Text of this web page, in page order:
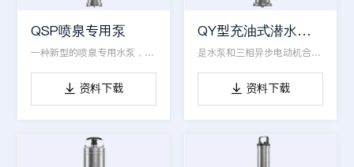
QSP喷泉专用泵
一种新型的喷泉专用水泵，用于喷泉供水，水产等场所
 资料下载
QY型充油式潜水电泵
是水泵和三相异步电动机合成一体的电力排灌设备
 资料下载